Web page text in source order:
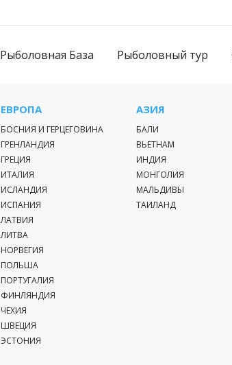
Рыболовная База Рыболовный тур
ЕВРОПА
БОСНИЯ И ГЕРЦЕГОВИНА
ГРЕНЛАНДИЯ
ГРЕЦИЯ
ИТАЛИЯ
ИСЛАНДИЯ
ИСПАНИЯ
ЛАТВИЯ
ЛИТВА
НОРВЕГИЯ
ПОЛЬША
ПОРТУГАЛИЯ
ФИНЛЯНДИЯ
ЧЕХИЯ
ШВЕЦИЯ
ЭСТОНИЯ
АЗИЯ
БАЛИ
ВЬЕТНАМ
ИНДИЯ
МОНГОЛИЯ
МАЛЬДИВЫ
ТАИЛАНД